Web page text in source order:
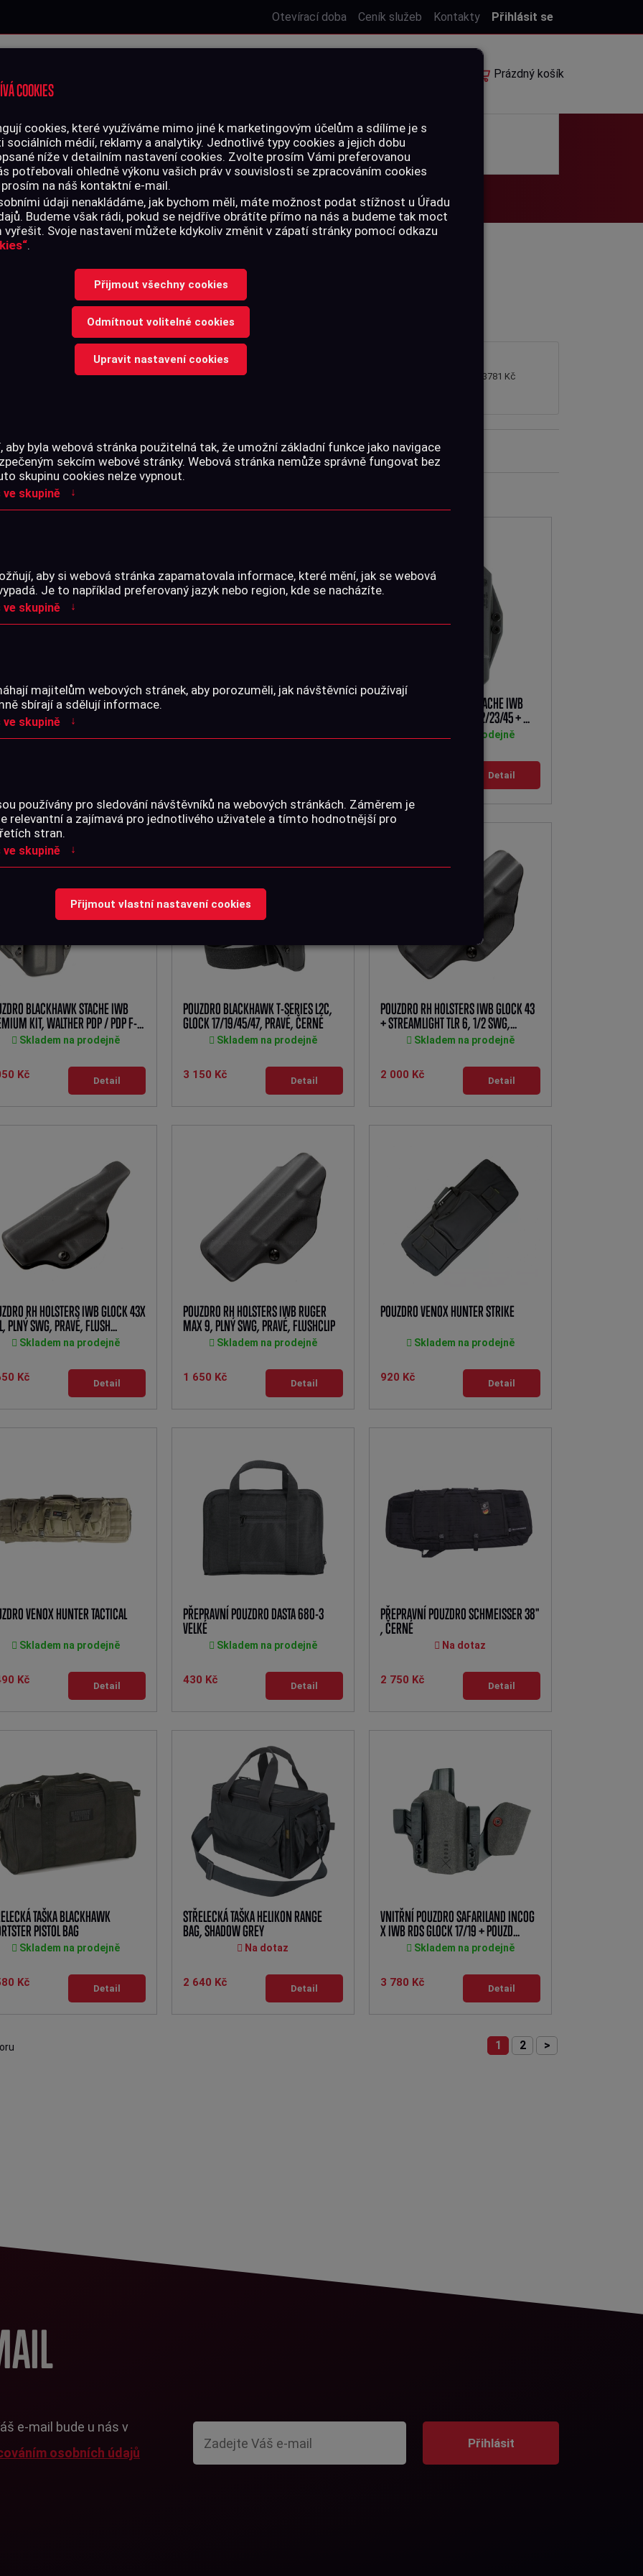
COOKIES
cookies, které využíváme mimo jiné k marketingovým účelům a sdílíme je s
sociálních médií, reklamy a analytiky. Jednotlivé typy cookies a jejich dobu
níže v detailním nastavení cookies. Zvolte prosím Vámi preferovanou
potřebovali ohledně výkonu vašich práv v souvislosti se zpracováním cookies
na náš kontaktní e-mail.
údaji nenakládáme, jak bychom měli, máte možnost podat stížnost u Úřadu
Budeme však rádi, pokud se nejdříve obrátíte přímo na nás a budeme tak moct
vyřešit. Svoje nastavení můžete kdykoliv změnit v zápatí stránky pomocí odkazu
.
Přijmout všechny cookies
Odmítnout volitelné cookies
Upravit nastavení cookies
aby byla webová stránka použitelná tak, že umožní základní funkce jako navigace
sekcím webové stránky. Webová stránka nemůže správně fungovat bez
skupinu cookies nelze vypnout.
skupině ↓
aby si webová stránka zapamatovala informace, které mění, jak se webová
Je to například preferovaný jazyk nebo region, kde se nacházíte.
skupině ↓
majitelům webových stránek, aby porozuměli, jak návštěvníci používají
sbírají a sdělují informace.
skupině ↓
používány pro sledování návštěvníků na webových stránkách. Záměrem je
relevantní a zajímavá pro jednotlivého uživatele a tímto hodnotnější pro
stran.
skupině ↓
Přijmout vlastní nastavení cookies
Otevírací doba Ceník služeb Kontakty Přihlásit se
Prázdný košík
PŘÍSLUŠENSTVÍ POUKAZY
430 Kč 3781 Kč
řazeny dle:
Z-A
NA ZBRANĚ 98X35X12 BEZ
POUZDRO BLACKHAWK STACHE IWB
BASE KIT, GLOCK 17/19/22/23/45 + ...
Skladem na prodejně
Detail
BLACKHAWK STACHE IWB
KIT, WALTHER PDP / PDP F-...
Skladem na prodejně
Kč Detail
POUZDRO BLACKHAWK T-SERIES L2C,
GLOCK 17/19/45/47, PRAVÉ, ČERNÉ
Skladem na prodejně
3 150 Kč Detail
POUZDRO RH HOLSTERS IWB GLOCK 43
+ STREAMLIGHT TLR 6, 1/2 SWG,...
Skladem na prodejně
2 000 Kč Detail
RH HOLSTERS IWB GLOCK 43X
PLNÝ SWG, PRAVÉ, FLUSH...
Skladem na prodejně
Kč Detail
POUZDRO RH HOLSTERS IWB RUGER
MAX 9, PLNÝ SWG, PRAVÉ, FLUSHCLIP
Skladem na prodejně
1 650 Kč Detail
POUZDRO VENOX HUNTER STRIKE
Skladem na prodejně
920 Kč Detail
VENOX HUNTER TACTICAL
Skladem na prodejně
Kč Detail
PŘEPRAVNÍ POUZDRO DASTA 680-3
VELKÉ
Skladem na prodejně
430 Kč Detail
PŘEPRAVNÍ POUZDRO SCHMEISSER 38"
, ČERNÉ
Na dotaz
2 750 Kč Detail
TAŠKA BLACKHAWK
PISTOL BAG
Skladem na prodejně
Kč Detail
STŘELECKÁ TAŠKA HELIKON RANGE
BAG, SHADOW GREY
Na dotaz
2 640 Kč Detail
VNITŘNÍ POUZDRO SAFARILAND INCOG
X IWB RDS GLOCK 17/19 + POUZD...
Skladem na prodejně
3 780 Kč Detail
1 2 >
e-mail bude u nás v
osobních údajů
Přihlásit